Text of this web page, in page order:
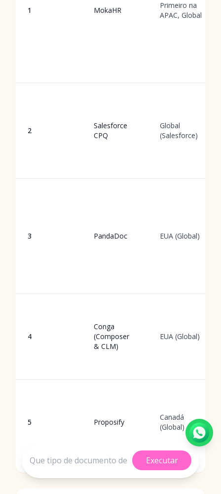
1 MokaHR
Primeiro na
APAC, Global
2
Salesforce
CPQ
Global
(Salesforce)
3 PandaDoc EUA (Global)
4
Conga
(Composer
& CLM)
EUA (Global)
5 Proposify
Canadá
(Global)
Executar